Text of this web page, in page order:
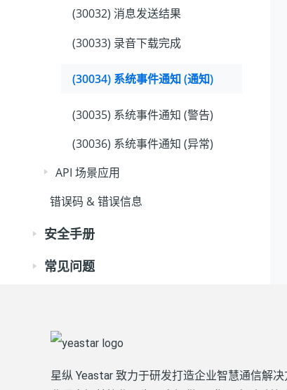
(30032) 消息发送结果
(30033) 录音下载完成
(30034) 系统事件通知 (通知)
(30035) 系统事件通知 (警告)
(30036) 系统事件通知 (异常)
API 场景应用
错误码 & 错误信息
安全手册
常见问题
星纵 Yeastar 致力于研发打造企业智慧通信解